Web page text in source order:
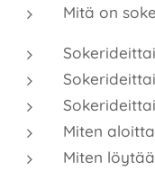
Mitä on
Miten
Miten